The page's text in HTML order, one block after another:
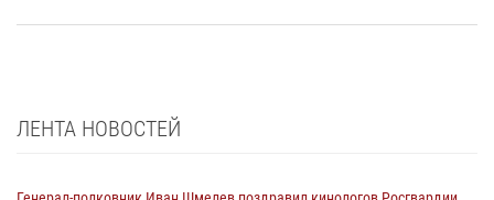
ЛЕНТА НОВОСТЕЙ